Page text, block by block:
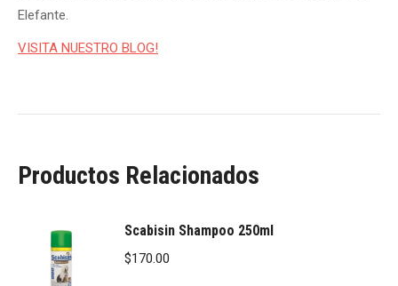
Elefante.
VISITA NUESTRO BLOG!
Productos Relacionados
Scabisin Shampoo 250ml
$170.00